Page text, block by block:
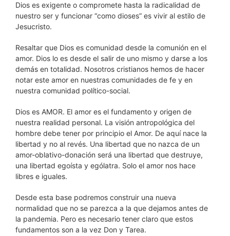
Dios es exigente o compromete hasta la radicalidad de
nuestro ser y funcionar “como dioses” es vivir al estilo de
Jesucristo.
Resaltar que Dios es comunidad desde la comunión en el
amor. Dios lo es desde el salir de uno mismo y darse a los
demás en totalidad. Nosotros cristianos hemos de hacer
notar este amor en nuestras comunidades de fe y en
nuestra comunidad político-social.
Dios es AMOR. El amor es el fundamento y origen de
nuestra realidad personal. La visión antropológica del
hombre debe tener por principio el Amor. De aquí nace la
libertad y no al revés. Una libertad que no nazca de un
amor-oblativo-donación será una libertad que destruye,
una libertad egoísta y ególatra. Solo el amor nos hace
libres e iguales.
Desde esta base podremos construir una nueva
normalidad que no se parezca a la que dejamos antes de
la pandemia. Pero es necesario tener claro que estos
fundamentos son a la vez Don y Tarea.